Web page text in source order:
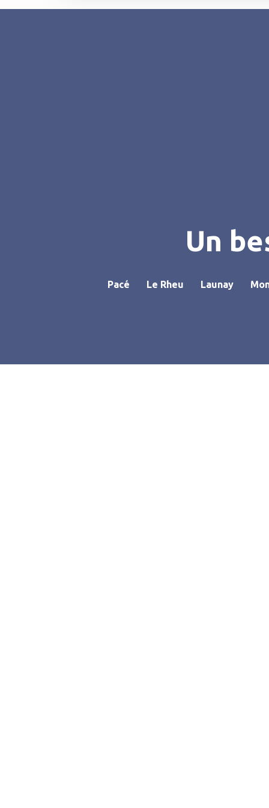
Un
Pacé Le Rheu Launay